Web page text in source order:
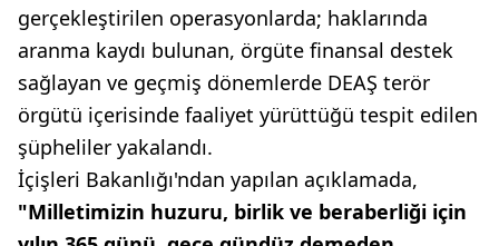
gerçekleştirilen operasyonlarda; haklarında
aranma kaydı bulunan, örgüte finansal destek
sağlayan ve geçmiş dönemlerde DEAŞ terör
örgütü içerisinde faaliyet yürüttüğü tespit edilen
şüpheliler yakalandı.
İçişleri Bakanlığı'ndan yapılan açıklamada,
"Milletimizin huzuru, birlik ve beraberliği için